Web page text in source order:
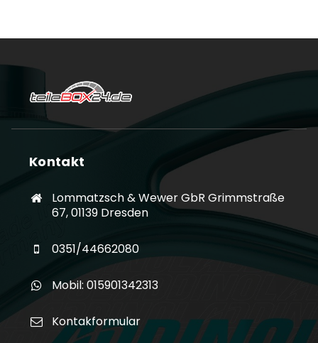
Kontakt
Lommatzsch & Wewer GbR Grimmstraße
67, 01139 Dresden
0351/44662080
Mobil: 015901342313
Kontakformular